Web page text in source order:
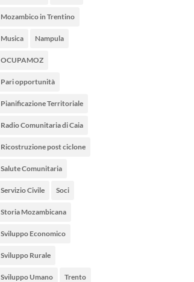
Mozambico in Trentino
Musica Nampula
OCUPAMOZ
Pari opportunità
Pianificazione Territoriale
Radio Comunitaria di Caia
Ricostruzione post ciclone
Salute Comunitaria
Servizio Civile Soci
Storia Mozambicana
Sviluppo Economico
Sviluppo Rurale
Sviluppo Umano Trento